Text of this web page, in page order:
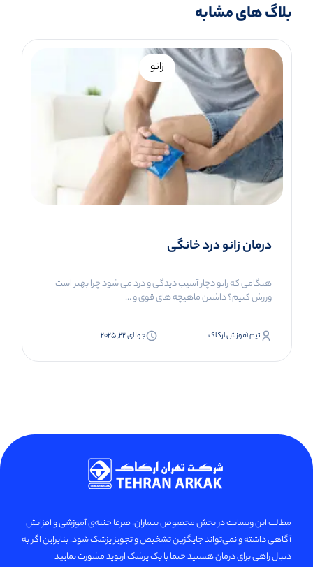
بلاگ های مشابه
زانو
درمان زانو درد خانگی
هنگامی که زانو دچار آسیب دیدگی و درد می شود چرا بهتر است
ورزش کنیم؟ داشتن ماهیچه های قوی و ...
تیم آموزش ارکاک جولای 22, 2025
مطالب این وبسایت در بخش مخصوص بیماران، صرفا جنبه‌ی آموزشی و افزایش
آگاهی داشته و نمی‌تواند جایگزین تشخیص و تجویز پزشک شود. بنابراین اگر به
دنبال راهی برای درمان هستید حتما با یک پزشک ارتوپد مشورت نمایید